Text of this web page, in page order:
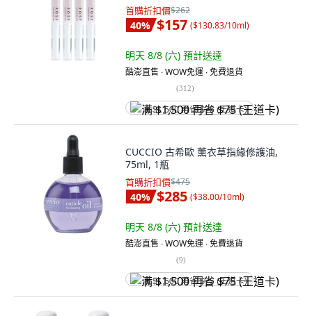
首購折扣價$262
40% $157 ($130.83/10ml)
明天 8/8 (六) 預計送達
酷澎直售 ∙ WOW免運 ∙ 免費退貨
(312)
满 $1,500 再省 $75 (王道卡)
CUCCIO 古希歐 薰衣草指緣修護油,
75ml, 1瓶
首購折扣價$475
40% $285 ($38.00/10ml)
明天 8/8 (六) 預計送達
酷澎直售 ∙ WOW免運 ∙ 免費退貨
(9)
满 $1,500 再省 $75 (王道卡)